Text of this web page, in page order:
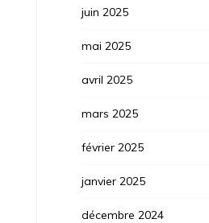
juin 2025
mai 2025
avril 2025
mars 2025
février 2025
janvier 2025
décembre 2024